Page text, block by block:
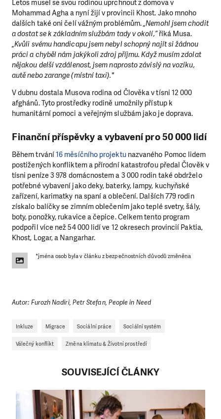
Letos musel se svou rodinou uprchnout z domova v
Mohammad Agha a nyní žijí v provincii Khost. Jako mnoho
dalších také oni čelí vážným problémům.„Nemohl jsem chodit
a dostat se k základním službám tady v okolí,”říká Musa.
„Kvůli svému handicapu jsem nebyl schopný najít si žádnou
práci a chyběl nám jakýkoli zdroj příjmu. Když musím zdolat
nějakou delší vzdálenost, jsem naprosto závislý na vozíku,
autě nebo zarange (místní taxi)."
V dubnu dostala Musova rodina od Člověka v tísni 12 000
afghánů. Tyto prostředky rodině umožnily přístup k
humanitární pomoci a veřejným službám jako je doprava.
Finanční příspěvky a vybavení pro 50 000 lidí
Během trvání16 měsíčního projektunazvaného Pomoc lidem
postižených konfliktem a přírodní katastrofou předal Člověk v
tísni peníze 3 978 domácnostem a 3 000 rodin také obdrželo
potřebné vybavení jako deky, baterky, lampy, kuchyňské
zařízení, karimatky na spaní a oblečení. Dalších 779 rodin
získalo balíčky se zimním oblečením jako teplé svetry, šály,
boty, ponožky, rukavice a čepice. Celkem tento program
podpořil více než 54 000 lidí ve 12 okresech provincií Paktia,
Khost, Logar, a Nangarhar.
*jména osob byla v článku z bezpečnostních důvodů změněna
Autor: Furozh Nadiri, Petr Stefan, People in Need
Inkluze Migrace Sociální práce Sociální systém
Válečný konflikt Změna klimatu & Životní prostředí
SOUVISEJÍCÍ ČLÁNKY